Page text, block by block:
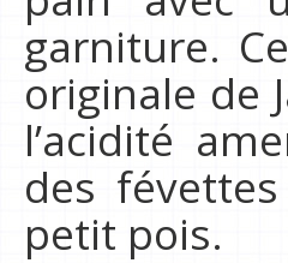
garniture.
originale de
l’acidité
des
petit pois.